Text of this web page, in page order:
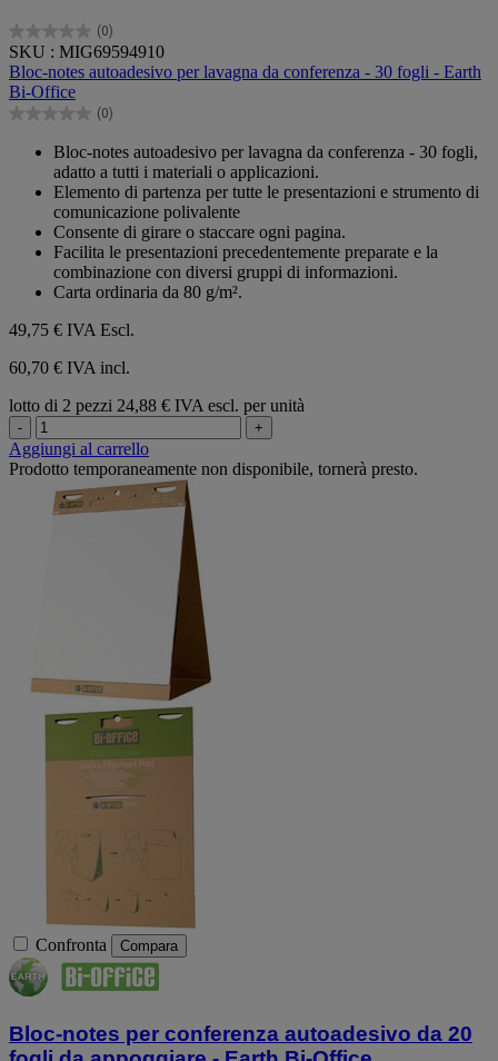
(0)
0.0
su
5
stelle.
SKU : MIG69594910
Bloc-notes autoadesivo per lavagna da conferenza - 30 fogli - Earth
Bi-Office
(0)
0.0
Bloc-notes autoadesivo per lavagna da conferenza - 30 fogli,
adatto a tutti i materiali o applicazioni.
Elemento di partenza per tutte le presentazioni e strumento di
comunicazione polivalente
Consente di girare o staccare ogni pagina.
Facilita le presentazioni precedentemente preparate e la
combinazione con diversi gruppi di informazioni.
Carta ordinaria da 80 g/m².
49,75 € IVA Escl.
60,70 € IVA incl.
lotto di 2 pezzi 24,88 € IVA escl. per unità
- +
Aggiungi al carrello
Prodotto temporaneamente non disponibile, tornerà presto.
Confronta Compara
Bloc-notes per conferenza autoadesivo da 20